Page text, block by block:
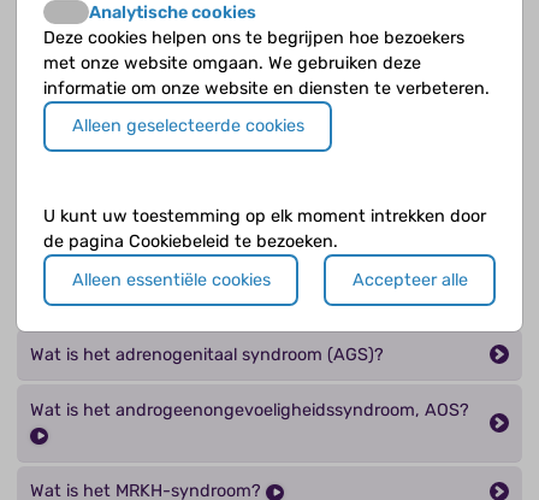
Wat is chromosomale ovotesticulaire DSD?
Wat is complete gonadale dysgenesie?
Wat is een ambigue genitaal?
Wat is gonadale dysgenesie?
Wat is het adrenogenitaal syndroom (AGS)?
Wat is het androgeenongevoeligheidssyndroom, AOS?
Wat is het MRKH-syndroom?
Analytische cookies
Deze cookies helpen ons te begrijpen hoe bezoekers
met onze website omgaan. We gebruiken deze
informatie om onze website en diensten te verbeteren.
Alleen geselecteerde cookies
U kunt uw toestemming op elk moment intrekken door
de pagina Cookiebeleid te bezoeken.
Alleen essentiële cookies
Accepteer alle